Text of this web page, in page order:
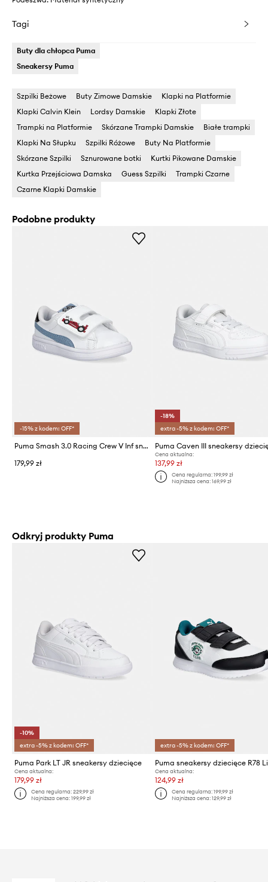
Tagi
Buty dla chłopca Puma
Sneakersy Puma
Szpilki Beżowe Buty Zimowe Damskie
Klapki na Platformie
Klapki Calvin Klein
Lordsy Damskie
Klapki Złote
Trampki na Platformie
Skórzane Trampki Damskie
Białe trampki
Klapki Na Słupku
Szpilki Różowe
Buty Na Platformie
Skórzane Szpilki
Sznurowane botki
Kurtki Pikowane Damskie
Kurtka Przejściowa Damska
Guess Szpilki
Trampki Czarne
Czarne Klapki Damskie
Podobne produkty
-15% z kodem: OFF*
Puma Smash 3.0 Racing Crew V Inf sneakersy dziecięce
179,99 zł
-18%
extra -5% z kodem: OFF*
Puma Caven III sneakersy
Cena aktualna:
137,99 zł
Cena regularna: 199,99 zł
Najniższa cena: 169,99 zł
Odkryj produkty Puma
-10%
extra -5% z kodem: OFF*
Puma Park LT JR sneakersy dziecięce
Cena aktualna:
179,99 zł
Cena regularna:229,99 zł
Najniższa cena:199,99 zł
extra -5% z kodem: OFF*
Cena aktualna:
124,99 zł
Cena regularna: 199,99 zł
Najniższa cena: 129,99 zł